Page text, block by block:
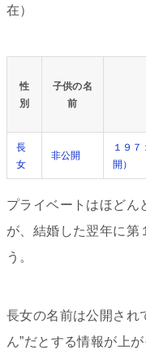
在）
性
別
子供の名
前
長
女
非公開
１９
開）
プライベートはほどん
が、結婚した翌年に第
う。
長女の名前は公開され
ん”だとする情報が上